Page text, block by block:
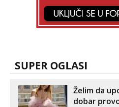
SUPER OGLASI
Želim da
dobar